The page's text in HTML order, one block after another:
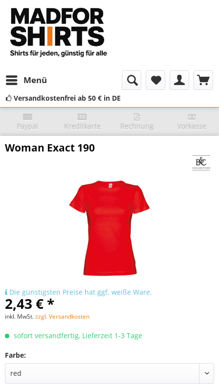
Menü
Versandkostenfrei ab 50 € in DE
Paypal Kreditkarte Rechnung Vorkasse
Woman Exact 190
Die günstigsten Preise hat ggf. weiße Ware.
2,43 € *
inkl. MwSt.zzgl. Versandkosten
sofort versandfertig, Lieferzeit 1-3 Tage
Farbe: